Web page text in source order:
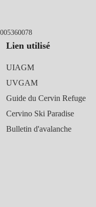
Lien utilisé
UIAGM
UVGAM
Guide du Cervin Refuge
Cervino Ski Paradise
Bulletin d'avalanche